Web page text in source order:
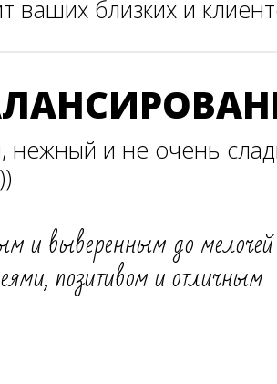
ваших близких и
нежный и не очень
и выверенным до мелочей
позитивом и отличным